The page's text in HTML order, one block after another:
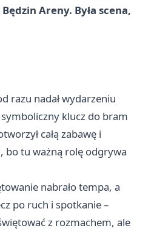
Areny. Była scena,
razu nadał wydarzeniu
klucz do bram
całą zabawę i
bo tu ważną rolę odgrywa
nabrało tempa, a
po ruch i spotkanie –
z rozmachem, ale